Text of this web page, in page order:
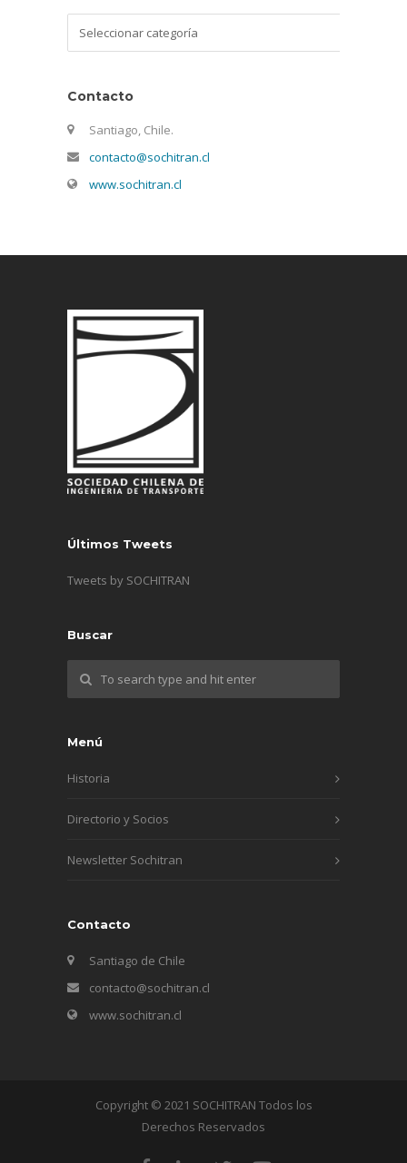
Contacto
Santiago, Chile.
contacto@sochitran.cl
www.sochitran.cl
Últimos Tweets
Tweets by SOCHITRAN
Buscar
Menú
Historia
Directorio y Socios
Newsletter Sochitran
Contacto
Santiago de Chile
contacto@sochitran.cl
www.sochitran.cl
Copyright © 2021 SOCHITRAN Todos los
Derechos Reservados